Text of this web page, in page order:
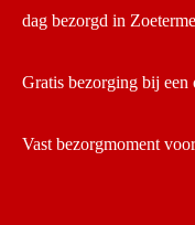
dag bezorgd in
Gratis bezorging bij
Vast bezorgmoment